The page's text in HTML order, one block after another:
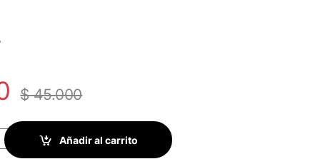
$45.000
Añadir al carrito